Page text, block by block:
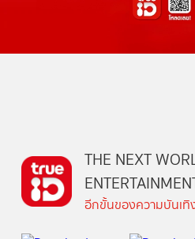
THE NEXT
อีกขั้นของความบันเทิ